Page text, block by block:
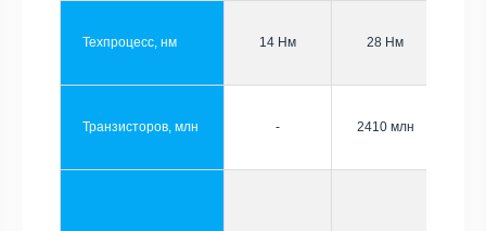
Техпроцесс, нм 14 Нм 28 Нм
Транзисторов, млн - 2410 млн